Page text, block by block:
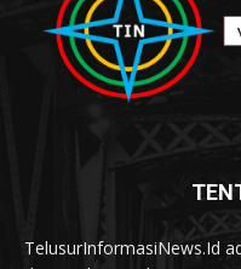
TelusurInformasiNews.Id